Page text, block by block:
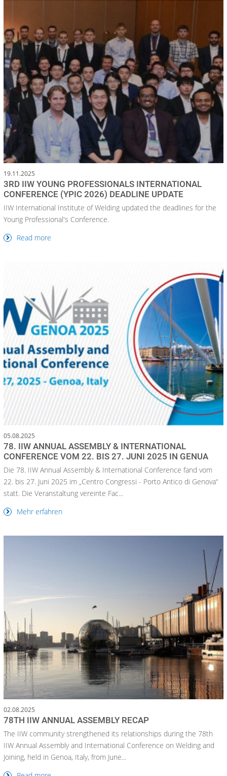
19.11.2025
3RD IIW YOUNG PROFESSIONALS INTERNATIONAL
CONFERENCE (YPIC 2026) DEADLINE UPDATE
IIW International Institute of Welding updated the deadlines for the
Young Professional's Conference.
Read more
05.08.2025
78. IIW ANNUAL ASSEMBLY & INTERNATIONAL
CONFERENCE VOM 22. BIS 27. JUNI 2025 IN GENUA
Die 78. IIW Annual Assembly & International Conference fand vom
22. bis 27. Juni 2025 im „Centro Congressi - Porto Antico di Genova“
statt. Die Veranstaltung vereinte Fac...
Mehr erfahren
02.08.2025
78TH IIW ANNUAL ASSEMBLY RECAP
The IIW community strengthened its relationships during the 78th
IIW Annual Assembly and International Conference on Welding and
Joining, held in Genoa, Italy, from June...